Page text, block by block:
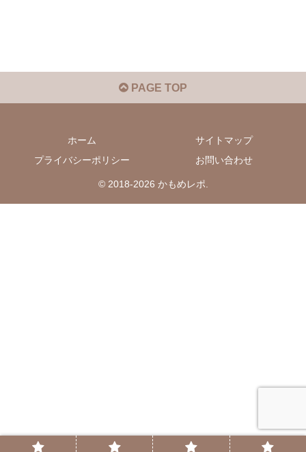
PAGE TOP
ホーム
サイトマップ
プライバシーポリシー
お問い合わせ
© 2018-2026 かもめレポ.